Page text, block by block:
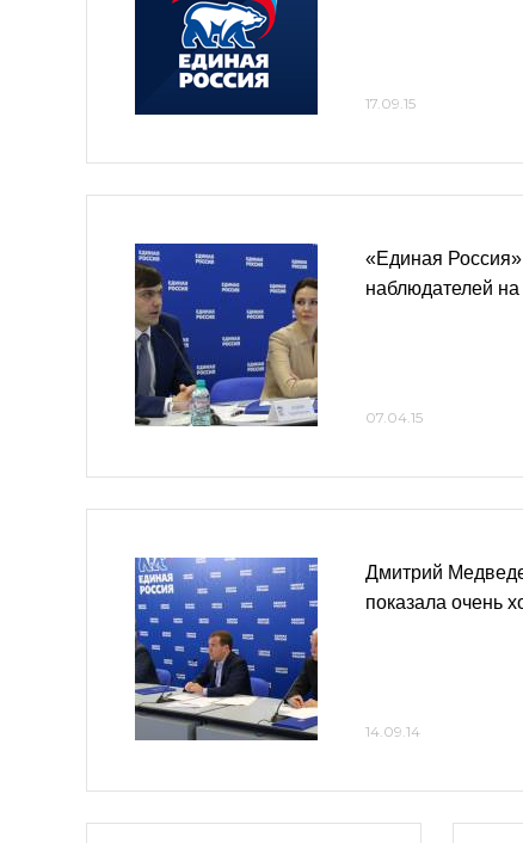
17.09.15
«Единая
наблюдателей
07.04.15
Дмитрий
показала очень
14.09.14